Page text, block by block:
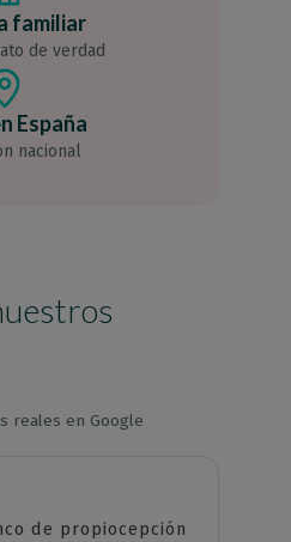
familiar
de verdad
España
nacional
reales en Google
de propiocepción